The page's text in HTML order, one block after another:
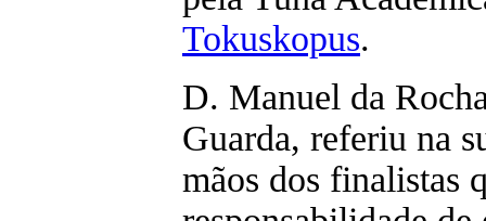
Tokuskopus.
D. Manuel da
Guarda, referiu na
mãos dos finalistas